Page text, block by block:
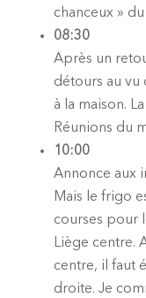
chanceux »
08:30
Après un
détours au vu
à la maison.
Réunions du
10:00
Annonce aux
Mais le frigo
courses pour
Liège centre.
centre, il faut
droite. Je